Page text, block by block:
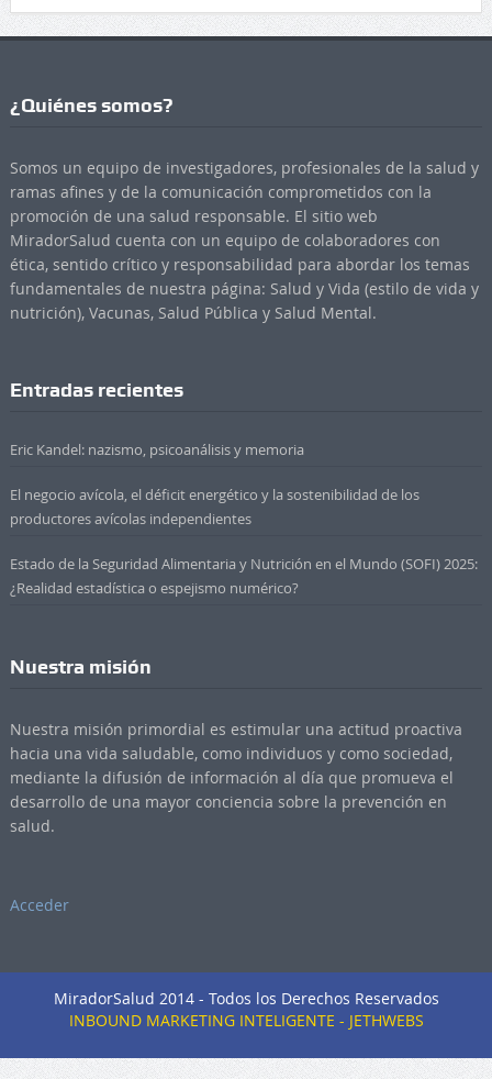
¿Quiénes somos?
Somos un equipo de investigadores, profesionales de la salud y
ramas afines y de la comunicación comprometidos con la
promoción de una salud responsable. El sitio web
MiradorSalud cuenta con un equipo de colaboradores con
ética, sentido crítico y responsabilidad para abordar los temas
fundamentales de nuestra página: Salud y Vida (estilo de vida y
nutrición), Vacunas, Salud Pública y Salud Mental.
Entradas recientes
Eric Kandel: nazismo, psicoanálisis y memoria
El negocio avícola, el déficit energético y la sostenibilidad de los
productores avícolas independientes
Estado de la Seguridad Alimentaria y Nutrición en el Mundo (SOFI) 2025:
¿Realidad estadística o espejismo numérico?
Nuestra misión
Nuestra misión primordial es estimular una actitud proactiva
hacia una vida saludable, como individuos y como sociedad,
mediante la difusión de información al día que promueva el
desarrollo de una mayor conciencia sobre la prevención en
salud.
Acceder
MiradorSalud 2014 - Todos los Derechos Reservados
INBOUND MARKETING INTELIGENTE - JETHWEBS